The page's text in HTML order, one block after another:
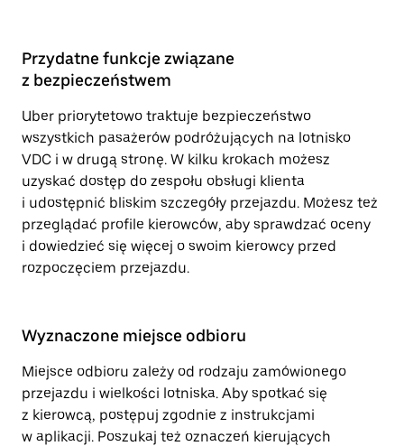
Przydatne funkcje związane
z bezpieczeństwem
Uber priorytetowo traktuje bezpieczeństwo
wszystkich pasażerów podróżujących na lotnisko
VDC i w drugą stronę. W kilku krokach możesz
uzyskać dostęp do zespołu obsługi klienta
i udostępnić bliskim szczegóły przejazdu. Możesz też
przeglądać profile kierowców, aby sprawdzać oceny
i dowiedzieć się więcej o swoim kierowcy przed
rozpoczęciem przejazdu.
Wyznaczone miejsce odbioru
Miejsce odbioru zależy od rodzaju zamówionego
przejazdu i wielkości lotniska. Aby spotkać się
z kierowcą, postępuj zgodnie z instrukcjami
w aplikacji. Poszukaj też oznaczeń kierujących